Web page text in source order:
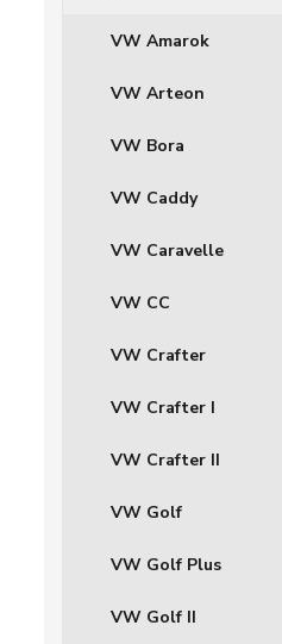
VW Amarok
VW Arteon
VW Bora
VW Caddy
VW Caravelle
VW CC
VW Crafter
VW Crafter I
VW Crafter II
VW Golf
VW Golf Plus
VW Golf II